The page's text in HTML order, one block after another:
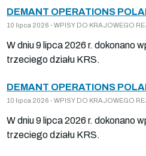
DEMANT OPERATIONS
10 lipca 2026 - WPISY DO KRAJOWEGO
W dniu 9 lipca 2026 r. dokonano
trzeciego działu KRS.
DEMANT OPERATIONS
10 lipca 2026 - WPISY DO KRAJOWEGO
W dniu 9 lipca 2026 r. dokonano
trzeciego działu KRS.